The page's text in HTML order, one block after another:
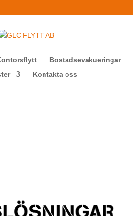
Bostadsevakueringar
Kontakta oss